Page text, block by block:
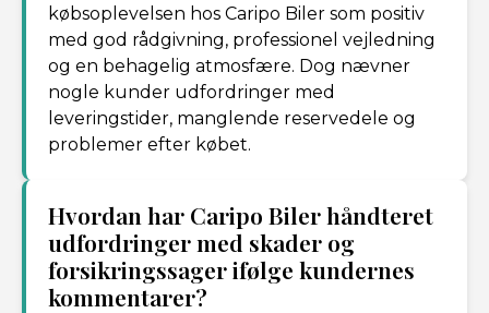
købsoplevelsen hos Caripo Biler som positiv
med god rådgivning, professionel vejledning
og en behagelig atmosfære. Dog nævner
nogle kunder udfordringer med
leveringstider, manglende reservedele og
problemer efter købet.
Hvordan har Caripo Biler håndteret
udfordringer med skader og
forsikringssager ifølge kundernes
kommentarer?